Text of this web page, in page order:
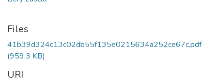
Files
41b39d324c13c02db55f135e0215634a252ce67c.pdf
(959.3 KB)
URI